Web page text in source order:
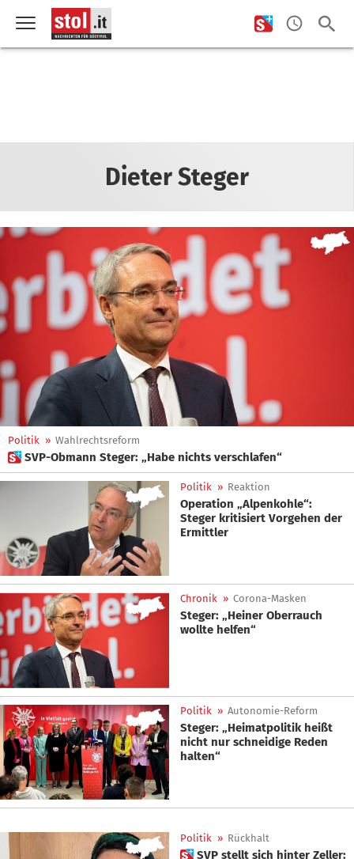
Dieter Steger
Politik » Wahlrechtsreform
 SVP-Obmann Steger: „Habe nichts verschlafen“
Politik » Reaktion
Operation „Alpenkohle“:
Steger kritisiert Vorgehen der
Ermittler
Chronik » Corona-Masken
Steger: „Heiner Oberrauch
wollte helfen“
Politik » Autonomie-Reform
Steger: „Heimatpolitik heißt
nicht nur schneidige Reden
halten“
Politik » Rückhalt
 SVP stellt sich hinter Zeller: